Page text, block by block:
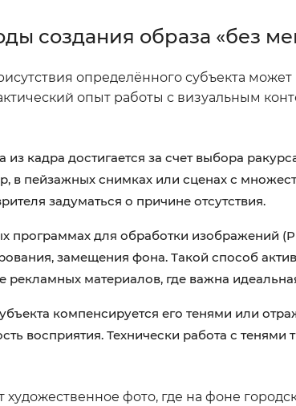
создания образа «без
определённого субъекта может
опыт работы с визуальным
кадра достигается за счет выбора
в пейзажных снимках или сценах с
задуматься о причине отсутствия.
программах для обработки изображений
замещения фона. Такой способ
рекламных материалов, где важна
компенсируется его тенями или
восприятия. Технически работа с тенями
фото, где на фоне